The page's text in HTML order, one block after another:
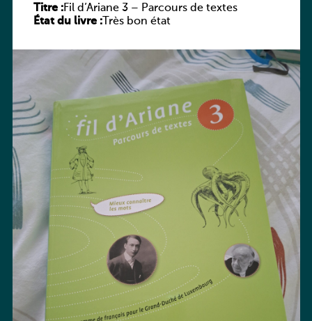
Titre :Fil d’Ariane 3 – Parcours de textes
État du livre :Très bon état